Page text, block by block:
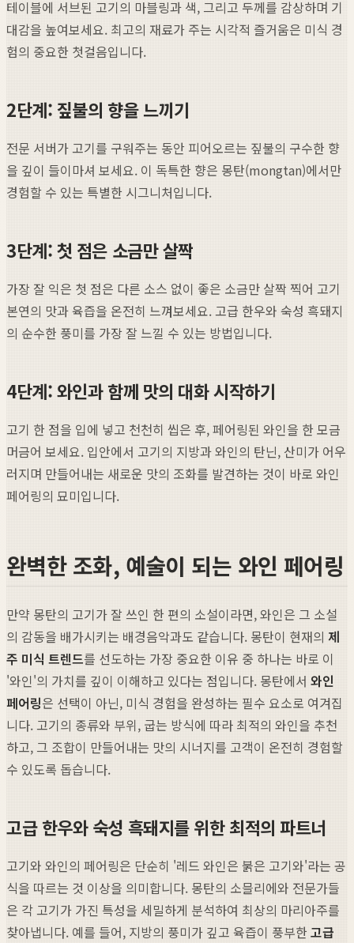
테이블에 서브된 고기의 마블링과 색, 그리고 두께를 감상하며 기
대감을 높여보세요. 최고의 재료가 주는 시각적 즐거움은 미식 경
험의 중요한 첫걸음입니다.
2단계: 짚불의 향을 느끼기
전문 서버가 고기를 구워주는 동안 피어오르는 짚불의 구수한 향
을 깊이 들이마셔 보세요. 이 독특한 향은 몽탄(mongtan)에서만
경험할 수 있는 특별한 시그니처입니다.
3단계: 첫 점은 소금만 살짝
가장 잘 익은 첫 점은 다른 소스 없이 좋은 소금만 살짝 찍어 고기
본연의 맛과 육즙을 온전히 느껴보세요. 고급 한우와 숙성 흑돼지
의 순수한 풍미를 가장 잘 느낄 수 있는 방법입니다.
4단계: 와인과 함께 맛의 대화 시작하기
고기 한 점을 입에 넣고 천천히 씹은 후, 페어링된 와인을 한 모금
머금어 보세요. 입안에서 고기의 지방과 와인의 탄닌, 산미가 어우
러지며 만들어내는 새로운 맛의 조화를 발견하는 것이 바로 와인
페어링의 묘미입니다.
완벽한 조화, 예술이 되는 와인 페어링
만약 몽탄의 고기가 잘 쓰인 한 편의 소설이라면, 와인은 그 소설
의 감동을 배가시키는 배경음악과도 같습니다. 몽탄이 현재의 제
주 미식 트렌드를 선도하는 가장 중요한 이유 중 하나는 바로 이
'와인'의 가치를 깊이 이해하고 있다는 점입니다. 몽탄에서 와인
페어링은 선택이 아닌, 미식 경험을 완성하는 필수 요소로 여겨집
니다. 고기의 종류와 부위, 굽는 방식에 따라 최적의 와인을 추천
하고, 그 조합이 만들어내는 맛의 시너지를 고객이 온전히 경험할
수 있도록 돕습니다.
고급 한우와 숙성 흑돼지를 위한 최적의 파트너
고기와 와인의 페어링은 단순히 '레드 와인은 붉은 고기와'라는 공
식을 따르는 것 이상을 의미합니다. 몽탄의 소믈리에와 전문가들
은 각 고기가 가진 특성을 세밀하게 분석하여 최상의 마리아주를
찾아냅니다. 예를 들어, 지방의 풍미가 깊고 육즙이 풍부한 고급